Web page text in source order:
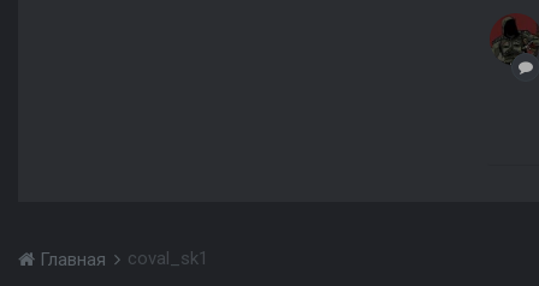
Главная coval_sk1